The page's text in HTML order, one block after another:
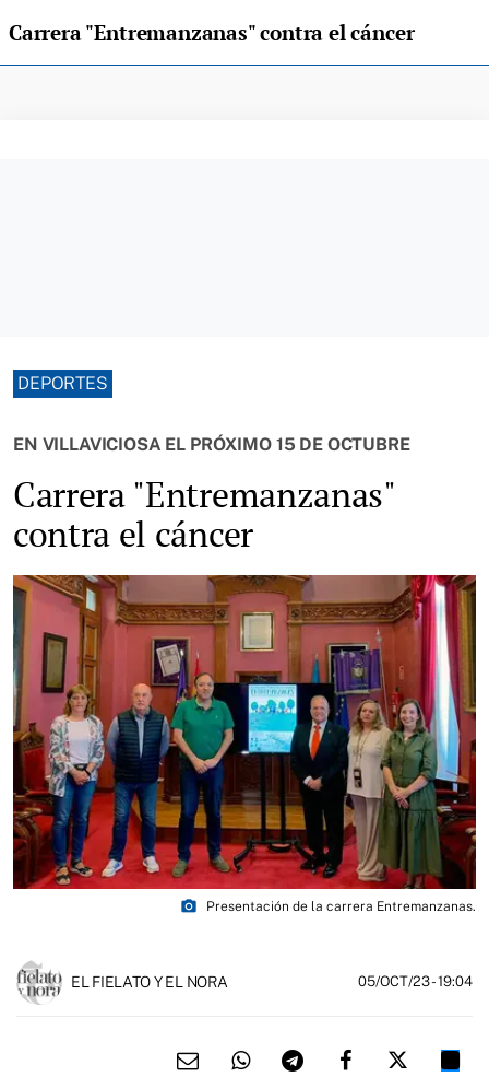
Carrera "Entremanzanas" contra el cáncer
DEPORTES
EN VILLAVICIOSA EL PRÓXIMO 15 DE OCTUBRE
Carrera "Entremanzanas"
contra el cáncer
photo_camera Presentación de la carrera Entremanzanas.
EL FIELATO Y EL NORA 05/OCT/23- 19:04